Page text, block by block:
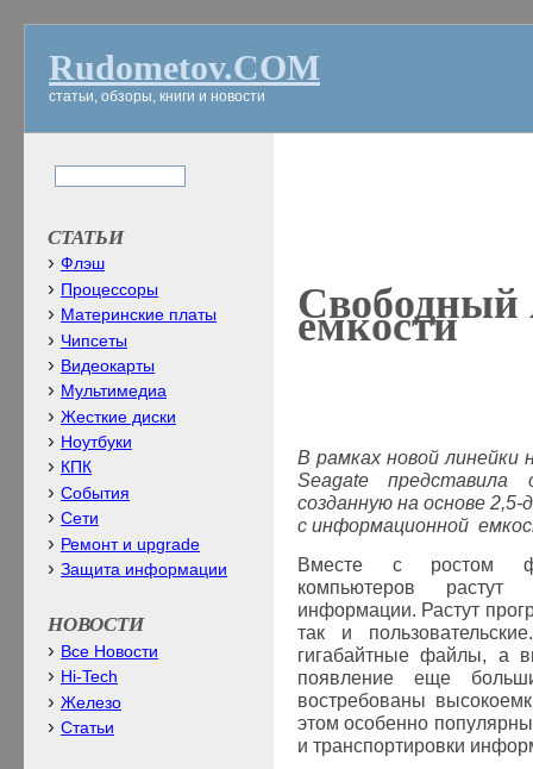
Rudometov.COM
статьи, обзоры, книги и новости
Свободный
емкости
В рамках новой линейки
Seagateпредставила
созданную на основе
с информационной
Вместе с ростом
компьютеров
информации. Растут
так и
гигабайтные файлы, а
появление еще
востребованы
этом особенно
и транспортировки
СТАТЬИ
Флэш
Процессоры
Материнские платы
Чипсеты
Видеокарты
Мультимедиа
Жесткие диски
Ноутбуки
КПК
События
Сети
Ремонт и upgrade
Защита информации
НОВОСТИ
Все Новости
Hi-Tech
Железо
Статьи